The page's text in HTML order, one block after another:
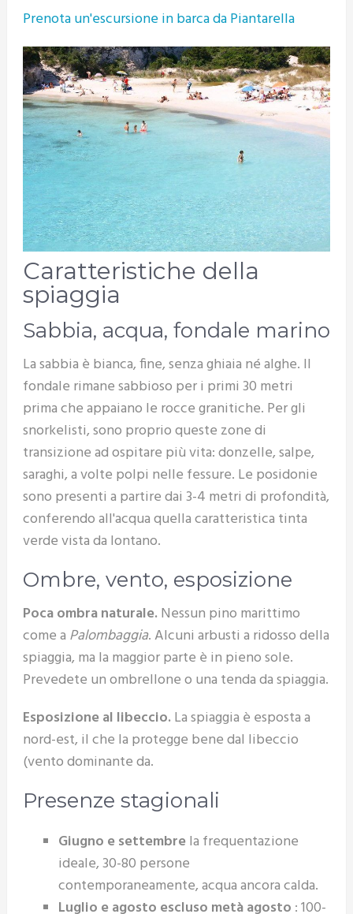
Prenota un'escursione in barca da Piantarella
Caratteristiche della
spiaggia
Sabbia, acqua, fondale marino
La sabbia è bianca, fine, senza ghiaia né alghe. Il
fondale rimane sabbioso per i primi 30 metri
prima che appaiano le rocce granitiche. Per gli
snorkelisti, sono proprio queste zone di
transizione ad ospitare più vita: donzelle, salpe,
saraghi, a volte polpi nelle fessure. Le posidonie
sono presenti a partire dai 3-4 metri di profondità,
conferendo all'acqua quella caratteristica tinta
verde vista da lontano.
Ombre, vento, esposizione
Poca ombra naturale.Nessun pino marittimo
come a Palombaggia. Alcuni arbusti a ridosso della
spiaggia, ma la maggior parte è in pieno sole.
Prevedete un ombrellone o una tenda da spiaggia.
Esposizione al libeccio.La spiaggia è esposta a
nord-est, il che la protegge bene dal libeccio
(vento dominante da.
Presenze stagionali
Giugno e settembrela frequentazione
ideale, 30-80 persone
contemporaneamente, acqua ancora calda.
Luglio e agosto escluso metà agosto : 100-